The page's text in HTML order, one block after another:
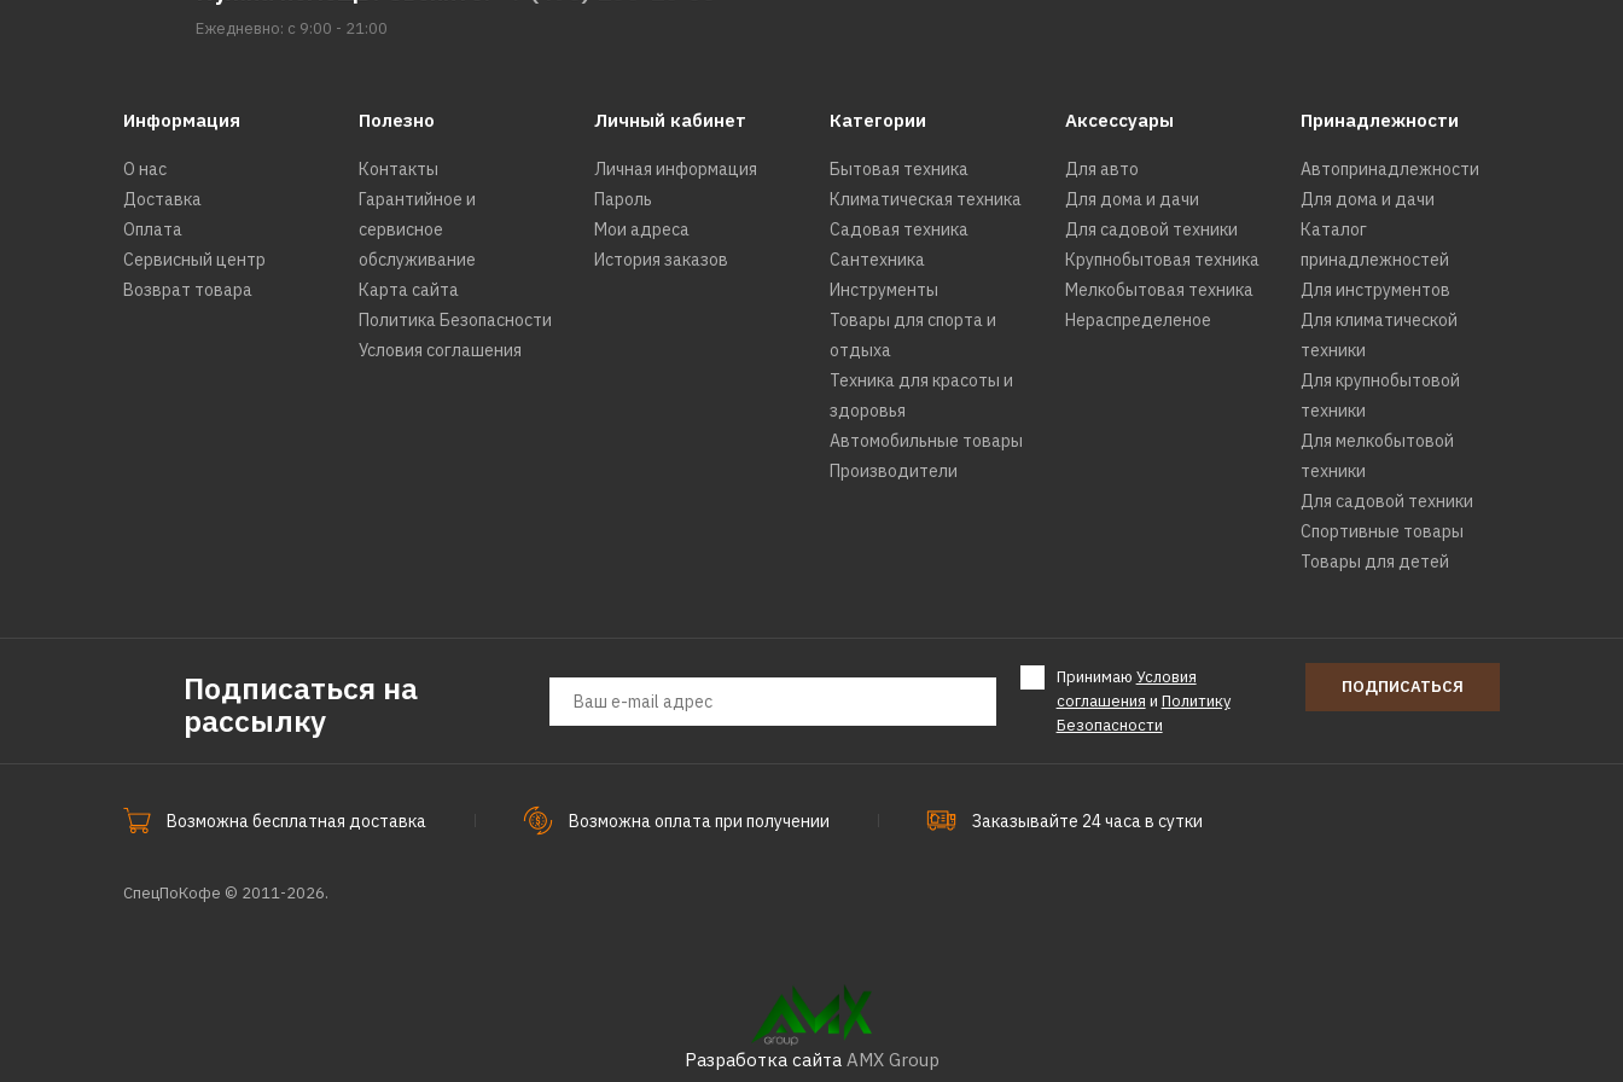
Смеситель ORAS Saga
3933F хром
32486р.
ДОБАВИТЬ К СРАВНЕНИЮ
3930F
Ежедневно: с 9:00 - 21:00
Информация
О нас
Доставка
Оплата
Сервисный центр
Возврат товара
Полезно
Контакты
Гарантийное и
сервисное
обслуживание
Карта сайта
Политика Безопасности
Условия соглашения
Личный кабинет
Личная информация
Пароль
Мои адреса
История заказов
Категории
Бытовая техника
Климатическая техника
Садовая техника
Сантехника
Инструменты
Товары для спорта и
отдыха
Техника для красоты и
здоровья
Автомобильные товары
Производители
Аксессуары
Для авто
Для дома и дачи
Для садовой техники
Крупнобытовая техника
Мелкобытовая техника
Нераспределеное
Принадлежности
Автопринадлежности
Для дома и дачи
Каталог
принадлежностей
Для инструментов
Для климатической
техники
Для крупнобытовой
техники
Для мелкобытовой
техники
Для садовой техники
Спортивные товары
Товары для детей
Подписаться на
рассылку
Принимаю Условия
соглашения и Политику
Безопасности
ПОДПИСАТЬСЯ
Возможна бесплатная доставка Возможна оплата при получении Заказывайте 24 часа в сутки
СпецПоКофе © 2011-2026.
Разработка сайта AMX Group